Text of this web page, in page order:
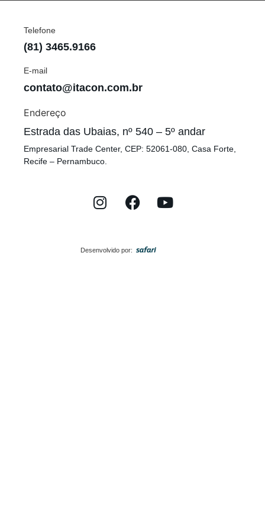
Telefone
(81) 3465.9166
E-mail
contato@itacon.com.br
Endereço
Estrada das Ubaias, nº 540 – 5º andar
Empresarial Trade Center, CEP: 52061-080, Casa Forte,
Recife – Pernambuco.
Desenvolvido por: